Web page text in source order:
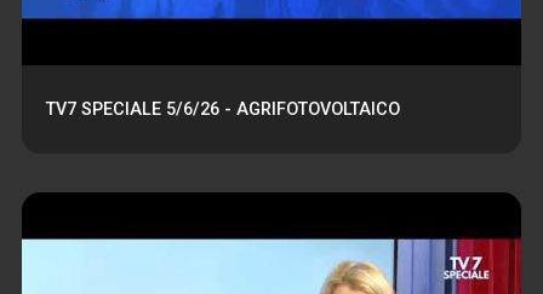
TV7 SPECIALE 5/6/26 - AGRIFOTOVOLTAICO